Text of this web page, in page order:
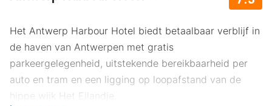
Het Antwerp Harbour Hotel biedt betaalbaar verblijf in
de haven van Antwerpen met gratis
parkeergelegenheid, uitstekende bereikbaarheid per
auto en tram en een ligging op loopafstand van de
hippe wijk Het Eilandje.